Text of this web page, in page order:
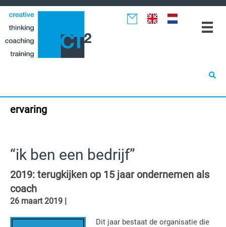
Spring
naar
hoofdnavigatie
Door
naar
Spring
naar
eerste
ervaring
“ik ben een bedrijf”
2019: terugkijken op 15 jaar ondernemen als
coach
26 maart 2019 |
Dit jaar bestaat de organisatie die